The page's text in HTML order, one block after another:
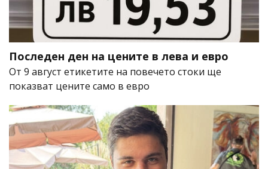
Последен ден на цените в лева и евро
От 9 август етикетите на повечето стоки ще
показват цените само в евро